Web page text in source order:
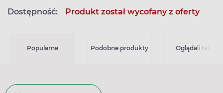
Dostępność: Produkt został wycofany z oferty
Popularne Podobne produkty Oglądali także